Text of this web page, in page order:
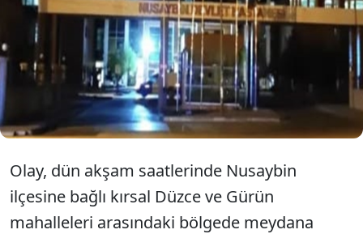
Mardin'in Nusaybin ilçesinde
kırsal bölgede yanmış erkek
cesedi bulundu.
Olay, dün akşam saatlerinde Nusaybin
ilçesine bağlı kırsal Düzce ve Gürün
mahalleleri arasındaki bölgede meydana